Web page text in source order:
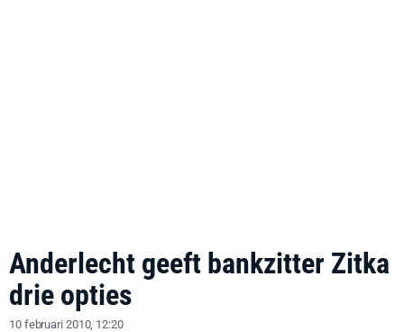
Anderlecht geeft bankzitter Zitka
drie opties
10 februari 2010, 12:20